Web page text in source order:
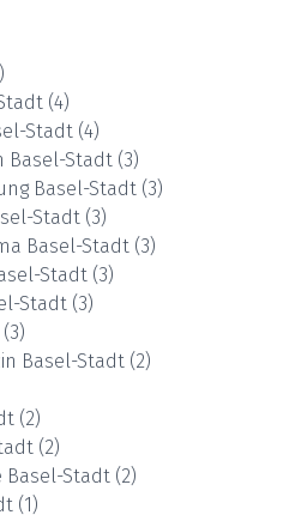
)
(4)
Stadt (4)
Basel-Stadt (3)
Basel-Stadt (3)
Stadt (3)
Basel-Stadt (3)
Stadt (3)
Stadt (3)
(3)
Basel-Stadt (2)
(2)
(2)
Basel-Stadt (2)
(1)